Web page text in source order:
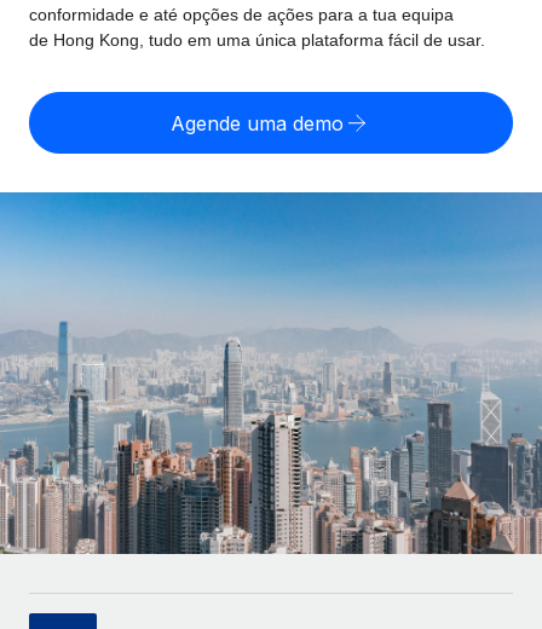
Employer of Record
entidades
Perguntar a um especialista
Obtenha apoio especializado em RH e
conformidade globais
Explorador de países
Encontra apoio para emprego global por país
Comparar a Remote
Veja como nos comparamos com os outros
CASE STUDIES
English
Français
Deutsch
Español
Italiano
Português (Portugal)
日本語
한국어
Início de sessão
conformidade e até opções de ações para a tua equipa
de Hong Kong, tudo em uma única plataforma fácil de usar.
Agende uma demo